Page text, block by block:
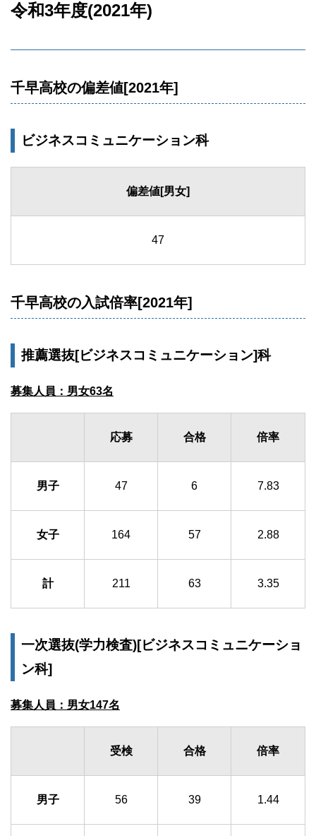
令和3年度(2021年)
千早高校の偏差値[2021年]
ビジネスコミュニケーション科
偏差値[男女]
47
千早高校の入試倍率[2021年]
推薦選抜[ビジネスコミュニケーション]科
募集人員：男女63名
応募 合格 倍率
男子 47 6 7.83
女子 164 57 2.88
計 211 63 3.35
一次選抜(学力検査)[ビジネスコミュニケーショ
ン科]
募集人員：男女147名
受検 合格 倍率
男子 56 39 1.44